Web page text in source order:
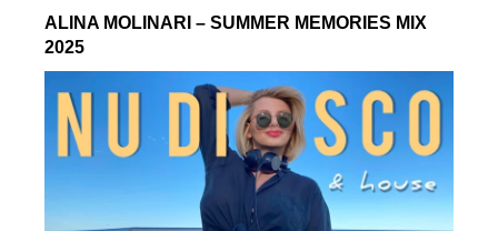
ALINA MOLINARI – SUMMER MEMORIES MIX
2025